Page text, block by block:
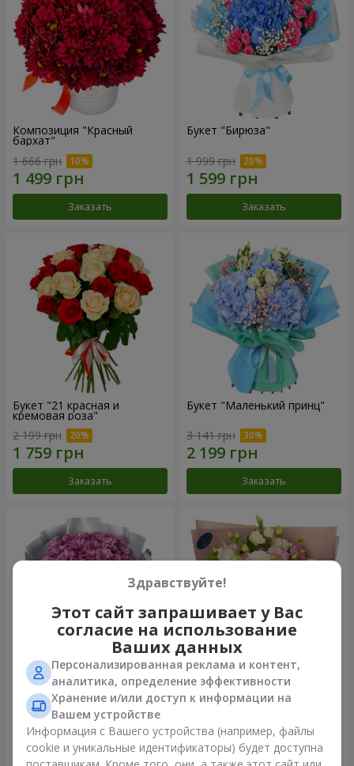
Композиция "Красный
бархат"
1 666 грн
Заказать
Букет "Бирюза"
1 999 грн
Заказать
Букет "21 красная и
кремовая роза"
2 199 грн
Заказать
Букет "Маленький принц"
3 141 грн
Заказать
Букет "Твои хризантемы"
1 764 грн
Заказать
Букет "Панна Котта"
Заказать
Здравствуйте!
Этот сайт запрашивает у Вас
согласие на использование
Ваших данных
Персонализированная реклама и контент,
аналитика, определение эффективности
Хранение и/или доступ к информации на
Вашем устройстве
Информация с Вашего устройства (например, файлы
cookie и уникальные идентификаторы) будет доступна